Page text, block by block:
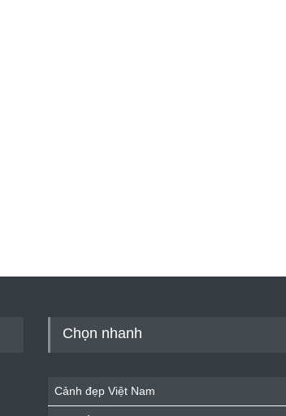
Chọn nhanh
Cảnh đẹp Việt Nam